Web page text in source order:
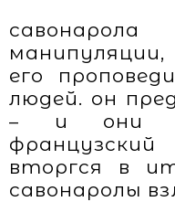
его
людей. он
– и они
вторгся в
савонаролы